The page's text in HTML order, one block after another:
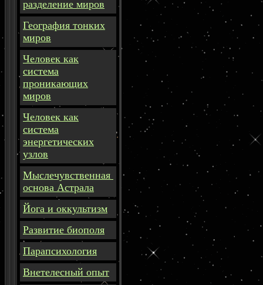
разделение миров
География тонких
миров
Человек как
система
проникающих
миров
Человек как
система
энергетических
узлов
Мыслечувственная
основа Астрала
Йога и оккультизм
Развитие биополя
Парапсихология
Внетелесный опыт